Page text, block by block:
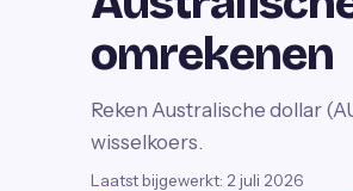
omrekenen
Reken Australische dollar
wisselkoers.
Laatst bijgewerkt: 2 juli 2026